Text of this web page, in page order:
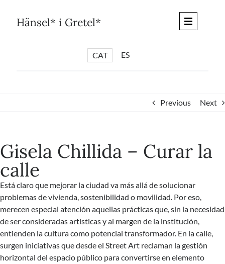
content
Hänsel* i Gretel*
CAT ES
* PISTES LITERÀRIES
*
SÈRIE CULTURAL
*DIARI DEL DIA DESPRÉS
*QUIOSC HÄNSEL* i GRETEL*
*UNIVERS HÄNSEL* i GRETEL*
Previous Next
Gisela Chillida – Curar la
calle
Está claro que mejorar la ciudad va más allá de solucionar
problemas de vivienda, sostenibilidad o movilidad. Por eso,
merecen especial atención aquellas prácticas que, sin la necesidad
de ser consideradas artísticas y al margen de la institución,
entienden la cultura como potencial transformador. En la calle,
surgen iniciativas que desde el Street Art reclaman la gestión
horizontal del espacio público para convertirse en elemento